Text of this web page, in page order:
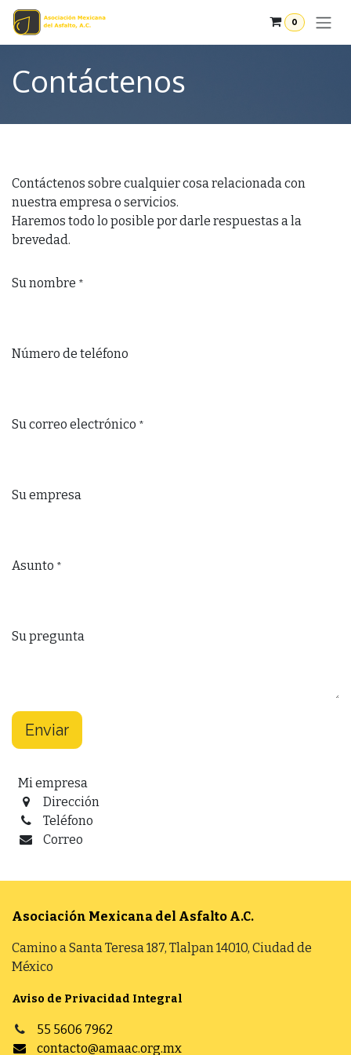
Ir al contenido
0
Contáctenos
Contáctenos sobre cualquier cosa relacionada con
nuestra empresa o servicios.
Haremos todo lo posible por darle respuestas a la
brevedad.
Su nombre *
Número de teléfono
Su correo electrónico *
Su empresa
Asunto *
Su pregunta
Enviar
Mi empresa
Dirección
Teléfono
Correo
Asociación Mexicana del Asfalto A.C.
Camino a Santa Teresa 187, Tlalpan 14010, Ciudad de
México
Aviso de Privacidad Integral
55 5606 7962
contacto@amaac.org.mx